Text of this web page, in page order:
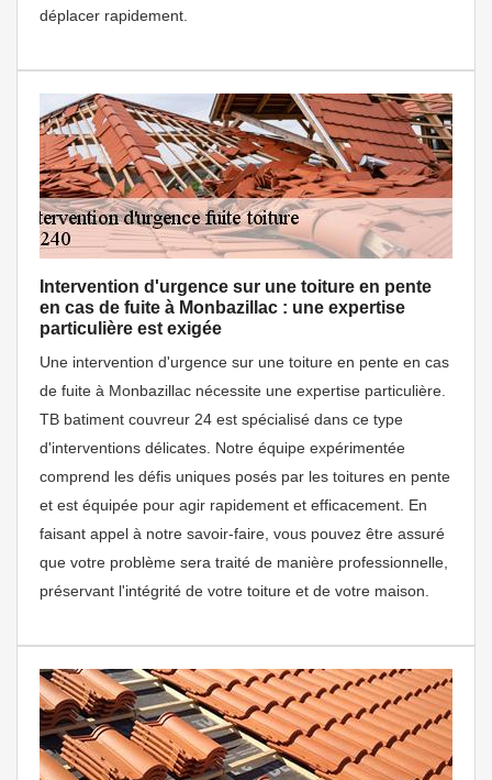
déplacer rapidement.
Intervention d'urgence sur une toiture en pente
en cas de fuite à Monbazillac : une expertise
particulière est exigée
Une intervention d'urgence sur une toiture en pente en cas
de fuite à Monbazillac nécessite une expertise particulière.
TB batiment couvreur 24 est spécialisé dans ce type
d'interventions délicates. Notre équipe expérimentée
comprend les défis uniques posés par les toitures en pente
et est équipée pour agir rapidement et efficacement. En
faisant appel à notre savoir-faire, vous pouvez être assuré
que votre problème sera traité de manière professionnelle,
préservant l'intégrité de votre toiture et de votre maison.